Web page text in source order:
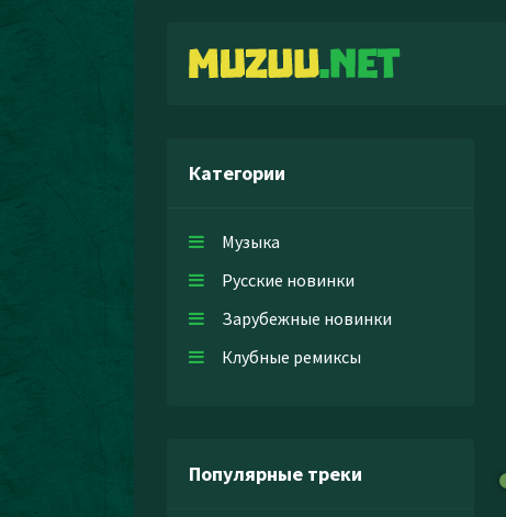
Категории
Музыка
Русские новинки
Зарубежные новинки
Клубные ремиксы
Популярные треки